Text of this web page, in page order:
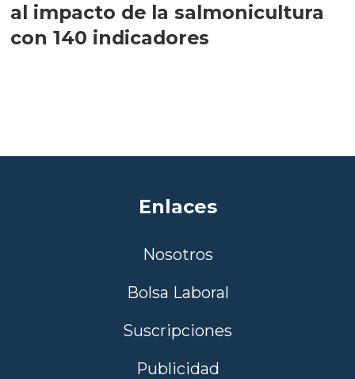
al impacto de la salmonicultura
con 140 indicadores
Enlaces
Nosotros
Bolsa Laboral
Suscripciones
Publicidad